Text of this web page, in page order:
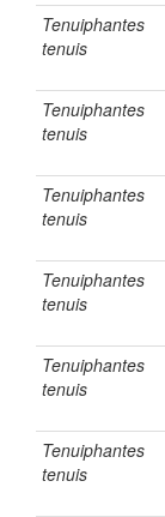
Tenuiphantes
tenuis
Tenuiphantes
tenuis
Tenuiphantes
tenuis
Tenuiphantes
tenuis
Tenuiphantes
tenuis
Tenuiphantes
tenuis